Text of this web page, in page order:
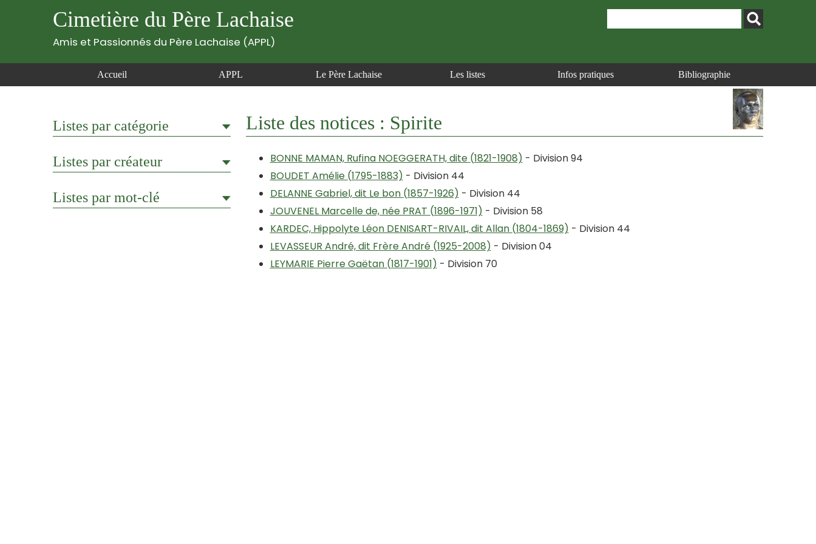
Cimetière du Père Lachaise
Amis et Passionnés du Père Lachaise (APPL)
Accueil APPL Le Père Lachaise Les listes Infos pratiques Bibliographie
Listes par catégorie
Listes par créateur
Listes par mot-clé
Liste des notices : Spirite
BONNE MAMAN, Rufina NOEGGERATH, dite (1821-1908) - Division 94
BOUDET Amélie (1795-1883) - Division 44
DELANNE Gabriel, dit Le bon (1857-1926) - Division 44
JOUVENEL Marcelle de, née PRAT (1896-1971) - Division 58
KARDEC, Hippolyte Léon DENISART-RIVAIL, dit Allan (1804-1869) - Division 44
LEVASSEUR André, dit Frère André (1925-2008) - Division 04
LEYMARIE Pierre Gaëtan (1817-1901) - Division 70